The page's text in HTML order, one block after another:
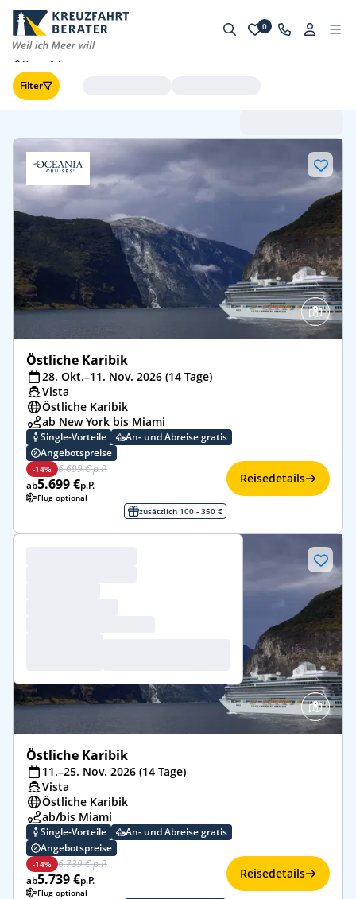
0
Kreuzfahrten
Filter
Östliche Karibik
28. Okt.–11. Nov. 2026 (14 Tage)
Vista
Östliche Karibik
ab New York bis Miami
Single-Vorteile
An- und Abreise gratis
Angebotspreise
-14% 6.699 € p.P.
ab5.699 €p.P.
Flug optional
zusätzlich 100 - 350 €
Reisedetails
Östliche Karibik
11.–25. Nov. 2026 (14 Tage)
Vista
Östliche Karibik
ab/bis Miami
Single-Vorteile
An- und Abreise gratis
Angebotspreise
-14% 6.739 € p.P.
ab5.739 €p.P.
Flug optional
Reisedetails